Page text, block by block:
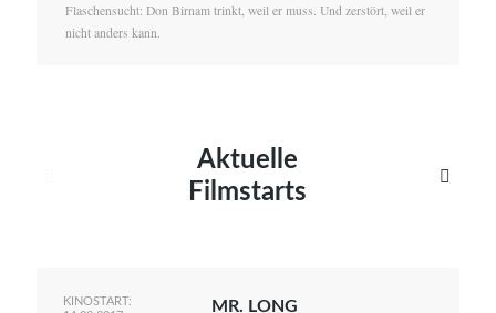
Flaschensucht: Don Birnam trinkt, weil er muss. Und zerstört, weil er
nicht anders kann.
Aktuelle
Filmstarts

KINOSTART:
MR. LONG